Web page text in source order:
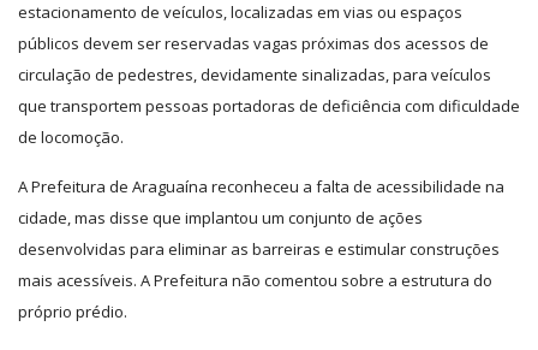
estacionamento de veículos, localizadas em vias ou espaços
públicos devem ser reservadas vagas próximas dos acessos de
circulação de pedestres, devidamente sinalizadas, para veículos
que transportem pessoas portadoras de deficiência com dificuldade
de locomoção.
A Prefeitura de Araguaína reconheceu a falta de acessibilidade na
cidade, mas disse que implantou um conjunto de ações
desenvolvidas para eliminar as barreiras e estimular construções
mais acessíveis. A Prefeitura não comentou sobre a estrutura do
próprio prédio.